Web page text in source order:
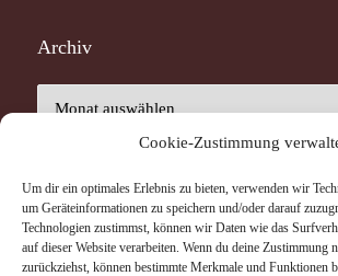
Cookie-Zustimmung
Um dir ein optimales Erlebnis zu bieten, verwenden wir
um Geräteinformationen zu speichern und/oder darauf
Technologien zustimmst, können wir Daten wie das
auf dieser Website verarbeiten. Wenn du deine Zustimmung
zurückziehst, können bestimmte Merkmale und Funktionen
Archiv
Neueste Beiträge